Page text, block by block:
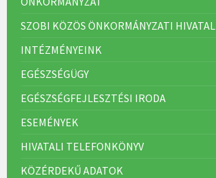
SZOBI KÖZÖS ÖNKORMÁNYZATI HIVATAL
INTÉZMÉNYEINK
EGÉSZSÉGÜGY
EGÉSZSÉGFEJLESZTÉSI IRODA
ESEMÉNYEK
HIVATALI TELEFONKÖNYV
KÖZÉRDEKŰ ADATOK